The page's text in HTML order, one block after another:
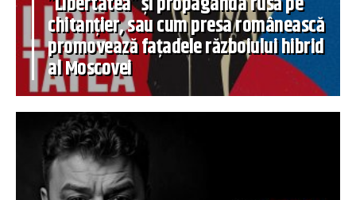
chitanțier, sau cum presa românească
promovează fațadele războiului hibrid
al Moscovei